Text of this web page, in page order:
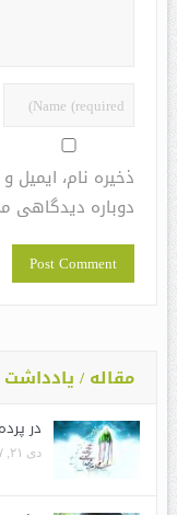
ذخیره نام، ایمیل
دوباره دیدگاهی
مقاله / یادداشت
در
دی ۲۱, ۱۳۹۷